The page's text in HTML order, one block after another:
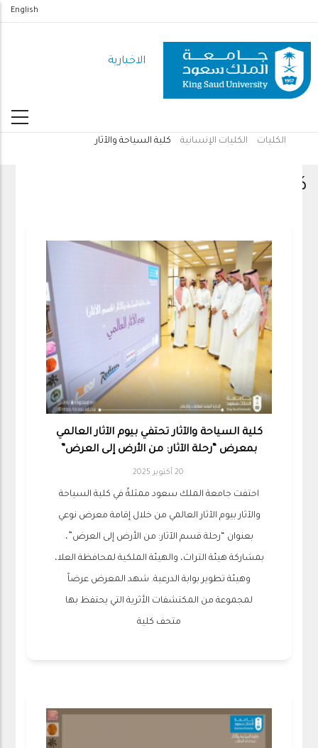
المحتوى
الرئيسي
English
الاخبارية
التنقل
الكليات الكليات الإنسانية كلية السياحة والآثار
كلية السياحة والآثار
كلية السياحة والآثار تحتفي بيوم الآثار العالمي
بمعرض “رحلة الآثار: من الأرض إلى العرض”
20 أكتوبر 2025
احتفت جامعة الملك سعود ممثلةً في كلية السياحة
والآثار بيوم الآثار العالمي من خلال إقامة معرض نوعي
بعنوان “رحلة قسم الآثار: من الأرض إلى العرض”،
بمشاركة هيئة التراث، والهيئة الملكية لمحافظة العلا،
وهيئة تطوير بوابة الدرعية. شهد المعرض عرضاً
لمجموعة من المكتشفات الأثرية التي يحتفظ بها
متحف كلية